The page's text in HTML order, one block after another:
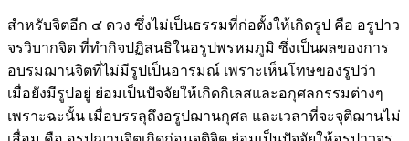
สำหรับจิตอีก ๔ ดวง ซึ่งไม่เป็นธรรมที่ก่อตั้งให้เกิดรูป คือ อรูปาว
จรวิบากจิต ที่ทำกิจปฏิสนธิในอรูปพรหมภูมิ ซึ่งเป็นผลของการ
อบรมฌานจิตที่ไม่มีรูปเป็นอารมณ์ เพราะเห็นโทษของรูปว่า
เมื่อยังมีรูปอยู่ ย่อมเป็นปัจจัยให้เกิดกิเลสและอกุศลกรรมต่างๆ
เพราะฉะนั้น เมื่อบรรลุถึงอรูปฌานกุศล และเวลาที่จะจุติฌานไม่